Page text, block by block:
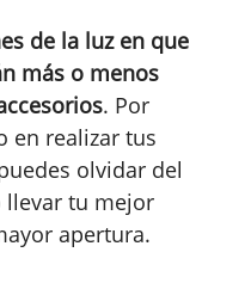
de la luz en que
más o menos
. Por
en realizar tus
olvidar del
llevar tu mejor
apertura.